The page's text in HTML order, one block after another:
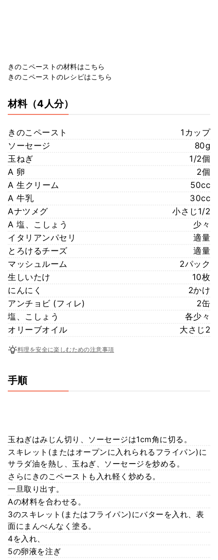
きのこペーストの材料はこちら
きのこペーストのレシピはこちら
材料（4人分）
きのこペースト
1カップ
ソーセージ
80g
玉ねぎ
1/2個
A 卵
2個
A 生クリーム
50cc
A 牛乳
30cc
Aナツメグ
小さじ1/2
A 塩、こしょう
少々
イタリアンパセリ
適量
とろけるチーズ
適量
マッシュルーム
2パック
生しいたけ
10枚
にんにく
2かけ
アンチョビ (フィレ)
2缶
塩、こしょう
各少々
オリーブオイル
大さじ2
料理を安全に楽しむための注意事項
手順
玉ねぎはみじん切り、ソーセージは1cm角に切る。
スキレット(またはオープンに入れられるフライパン)に
サラダ油を熱し、玉ねぎ、ソーセージを炒める。
さらにきのこペーストも入れ軽く炒める。
一旦取り出す。
Aの材料を合わせる。
3のスキレット(またはフライパン)にバターを入れ、表
面にまんべんなく塗る。
4を入れ、
5の卵液を注ぎ